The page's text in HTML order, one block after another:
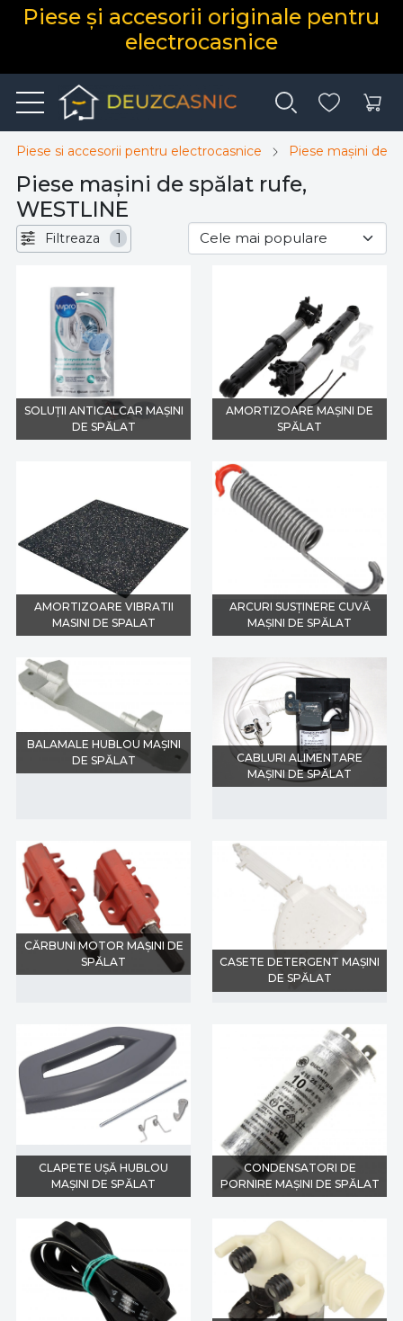
Piese și accesorii originale pentru
electrocasnice
Piese si accesorii pentru electrocasnice Piese mașini de
Piese mașini de spălat rufe,
WESTLINE
Filtreaza 1
SOLUȚII ANTICALCAR MAȘINI
DE SPĂLAT
AMORTIZOARE MAȘINI DE
SPĂLAT
AMORTIZOARE VIBRATII
MASINI DE SPALAT
ARCURI SUSȚINERE CUVĂ
MAȘINI DE SPĂLAT
BALAMALE HUBLOU MAȘINI
DE SPĂLAT
CABLURI ALIMENTARE
MAȘINI DE SPĂLAT
CĂRBUNI MOTOR MAȘINI DE
SPĂLAT
CASETE DETERGENT MAȘINI
DE SPĂLAT
CLAPETE UȘĂ HUBLOU
MAȘINI DE SPĂLAT
CONDENSATORI DE
PORNIRE MAȘINI DE SPĂLAT